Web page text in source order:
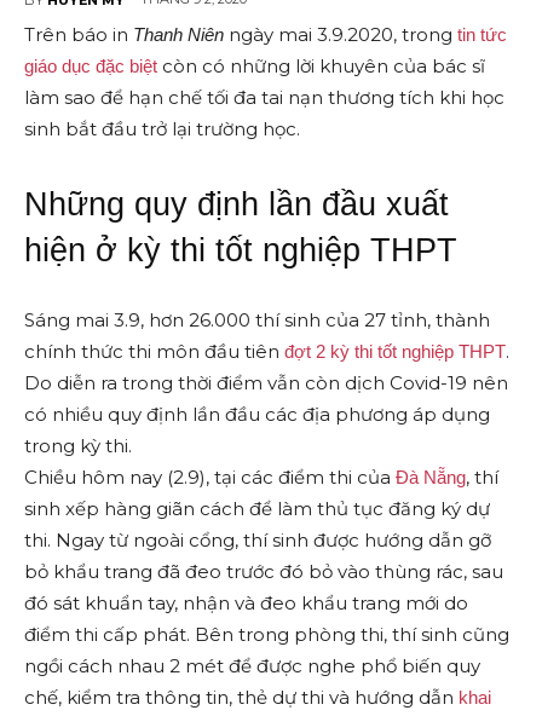
Trên báo in Thanh Niên ngày mai 3.9.2020, trong tin tức
giáo dục đặc biệt còn có những lời khuyên của bác sĩ
làm sao để hạn chế tối đa tai nạn thương tích khi học
sinh bắt đầu trở lại trường học.
Những quy định lần đầu xuất
hiện ở kỳ thi tốt nghiệp THPT
Sáng mai 3.9, hơn 26.000 thí sinh của 27 tỉnh, thành
chính thức thi môn đầu tiên đợt 2 kỳ thi tốt nghiệp THPT.
Do diễn ra trong thời điểm vẫn còn dịch Covid-19 nên
có nhiều quy định lần đầu các địa phương áp dụng
trong kỳ thi.
Chiều hôm nay (2.9), tại các điểm thi của Đà Nẵng, thí
sinh xếp hàng giãn cách để làm thủ tục đăng ký dự
thi. Ngay từ ngoài cổng, thí sinh được hướng dẫn gỡ
bỏ khẩu trang đã đeo trước đó bỏ vào thùng rác, sau
đó sát khuẩn tay, nhận và đeo khẩu trang mới do
điểm thi cấp phát. Bên trong phòng thi, thí sinh cũng
ngồi cách nhau 2 mét để được nghe phổ biến quy
chế, kiểm tra thông tin, thẻ dự thi và hướng dẫn khai